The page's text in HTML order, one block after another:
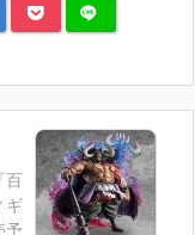
百
ギ
予